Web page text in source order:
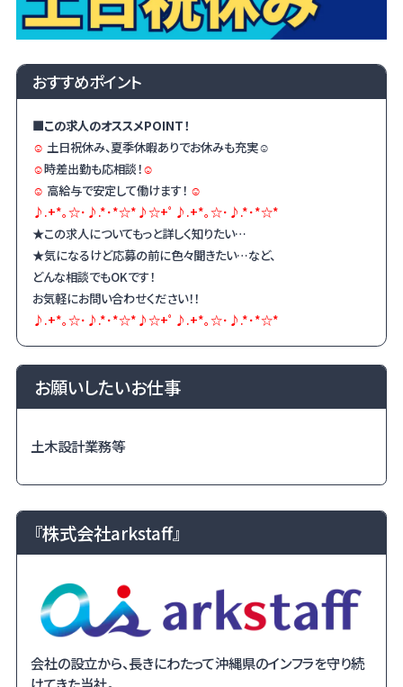
おすすめポイント
■この求人のオススメPOINT！
☺ 土日祝休み、夏季休暇ありでお休みも充実☺
☺時差出勤も応相談！☺
☺ 高給与で安定して働けます！ ☺
♪.+*｡☆･♪.*･*☆*♪☆+ﾟ♪.+*｡☆･♪.*･*☆*
★この求人についてもっと詳しく知りたい…
★気になるけど応募の前に色々聞きたい…など、
どんな相談でもOKです！
お気軽にお問い合わせください！！
♪.+*｡☆･♪.*･*☆*♪☆+ﾟ♪.+*｡☆･♪.*･*☆*
お願いしたいお仕事
土木設計業務等
『株式会社arkstaff』
会社の設立から、長きにわたって沖縄県のインフラを守り続
けてきた当社。